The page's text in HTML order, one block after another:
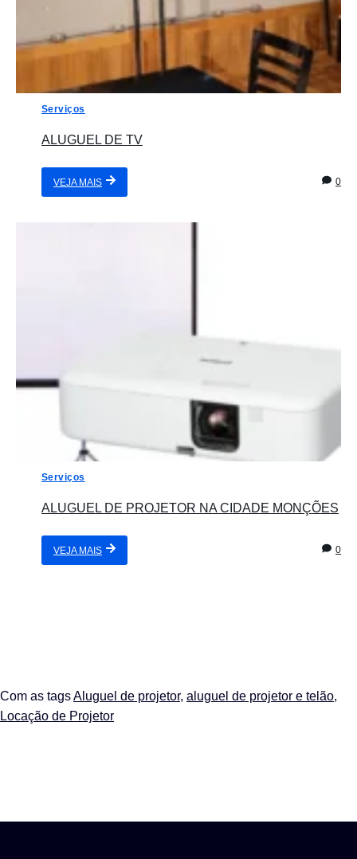
Serviços
ALUGUEL DE TV
VEJA MAIS 0
Serviços
ALUGUEL DE PROJETOR NA CIDADE MONÇÕES
VEJA MAIS 0
Com as tagsAluguel de projetor, aluguel de projetor e telão,
Locação de Projetor